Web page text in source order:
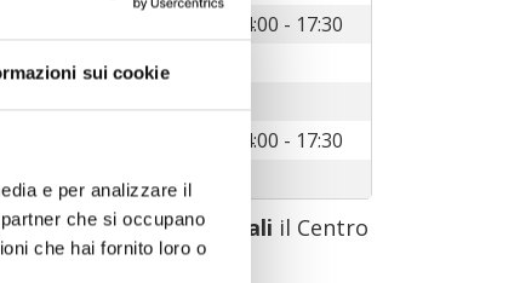
sui cookie
e per analizzare il
che si occupano
che hai fornito loro o
14:00 - 17:30
08:30 - 12:30
14:00 - 17:30
lefestività nazionali il Centro
resteràCHIUSO